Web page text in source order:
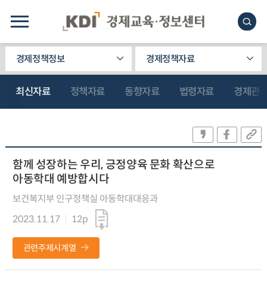
경제정책정보 경제정책자료
최신자료 정책자료 동향자료 법령자료 경제관
함께 성장하는 우리, 긍정양육 문화 확산으로
아동학대 예방합시다
보건복지부 인구정책실 아동학대대응과
2023.11.17
12p
관련주제시계열